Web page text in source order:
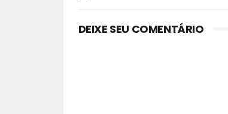
DEIXE SEU COMENTÁRIO